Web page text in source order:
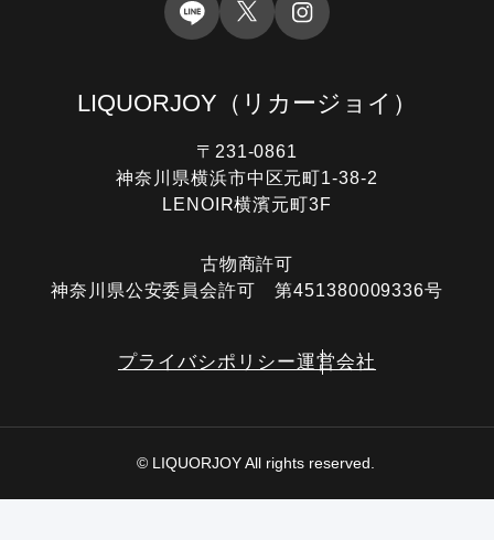
LIQUORJOY （リカージョイ）
〒231-0861
神奈川県横浜市中区元町1-38-2
LENOIR横濱元町3F
古物商許可
神奈川県公安委員会許可 第451380009336号
プライバシポリシー運営会社
© LIQUORJOY All rights reserved.